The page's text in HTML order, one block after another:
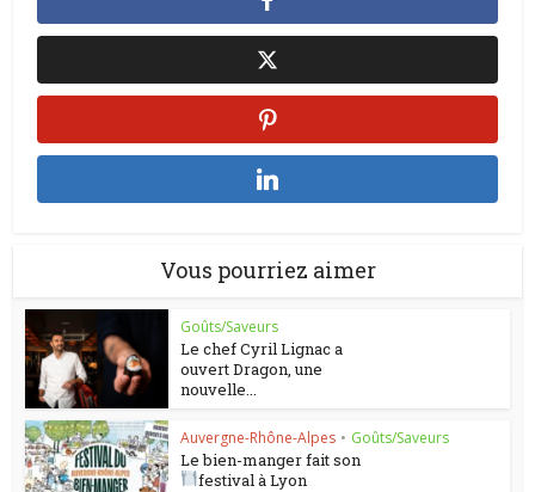
Vous pourriez aimer
Goûts/Saveurs
Le chef Cyril Lignac a
ouvert Dragon, une
nouvelle...
Auvergne-Rhône-Alpes • Goûts/Saveurs
Le bien-manger fait son
festival à Lyon